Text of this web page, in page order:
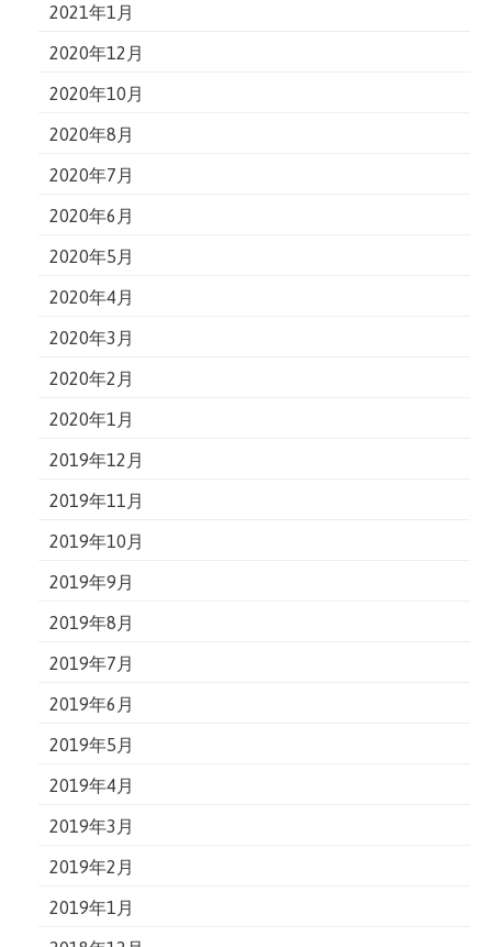
2021年1月
2020年12月
2020年10月
2020年8月
2020年7月
2020年6月
2020年5月
2020年4月
2020年3月
2020年2月
2020年1月
2019年12月
2019年11月
2019年10月
2019年9月
2019年8月
2019年7月
2019年6月
2019年5月
2019年4月
2019年3月
2019年2月
2019年1月